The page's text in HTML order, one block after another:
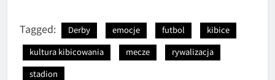
Tagged: Derby emocje futbol
kibice
kultura kibicowania
mecze
rywalizacja
stadion